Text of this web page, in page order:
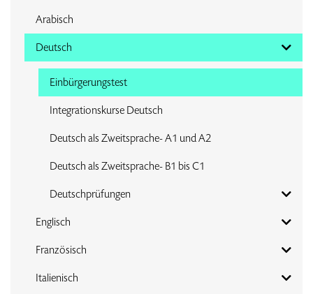
Arabisch
Deutsch
Einbürgerungstest
Integrationskurse Deutsch
Deutsch als Zweitsprache- A1 und A2
Deutsch als Zweitsprache- B1 bis C1
Deutschprüfungen
Englisch
Französisch
Italienisch